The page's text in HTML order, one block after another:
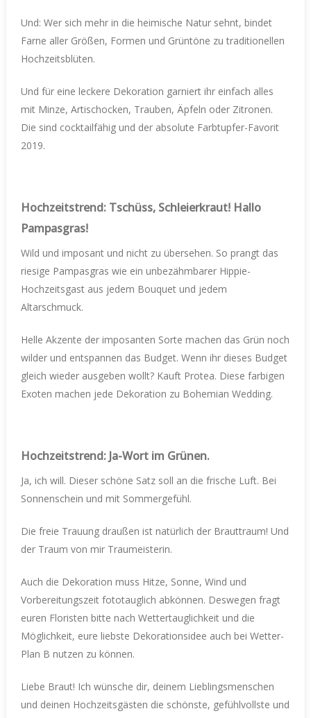
Und: Wer sich mehr in die heimische Natur sehnt, bindet
Farne aller Größen, Formen und Grüntöne zu traditionellen
Hochzeitsblüten.
Und für eine leckere Dekoration garniert ihr einfach alles
mit Minze, Artischocken, Trauben, Äpfeln oder Zitronen.
Die sind cocktailfähig und der absolute Farbtupfer-Favorit
2019.
Hochzeitstrend: Tschüss, Schleierkraut! Hallo
Pampasgras!
Wild und imposant und nicht zu übersehen. So prangt das
riesige Pampasgras wie ein unbezähmbarer Hippie-
Hochzeitsgast aus jedem Bouquet und jedem
Altarschmuck.
Helle Akzente der imposanten Sorte machen das Grün noch
wilder und entspannen das Budget. Wenn ihr dieses Budget
gleich wieder ausgeben wollt? Kauft Protea. Diese farbigen
Exoten machen jede Dekoration zu Bohemian Wedding.
Hochzeitstrend: Ja-Wort im Grünen.
Ja, ich will. Dieser schöne Satz soll an die frische Luft. Bei
Sonnenschein und mit Sommergefühl.
Die freie Trauung draußen ist natürlich der Brauttraum! Und
der Traum von mir Traumeisterin.
Auch die Dekoration muss Hitze, Sonne, Wind und
Vorbereitungszeit fototauglich abkönnen. Deswegen fragt
euren Floristen bitte nach Wettertauglichkeit und die
Möglichkeit, eure liebste Dekorationsidee auch bei Wetter-
Plan B nutzen zu können.
Liebe Braut! Ich wünsche dir, deinem Lieblingsmenschen
und deinen Hochzeitsgästen die schönste, gefühlvollste und